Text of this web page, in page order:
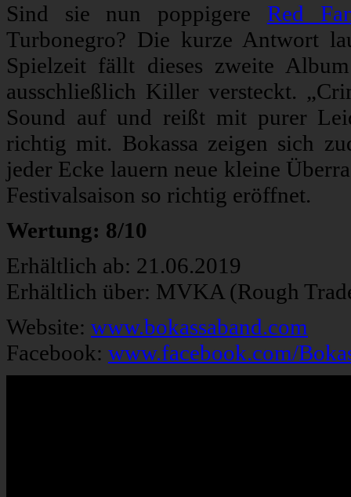
Sind sie nun poppigere Red
Turbonegro? Die kurze Antwort
Spielzeit fällt dieses zweite
ausschließlich Killer versteckt.
Sound auf und reißt mit purer
richtig mit. Bokassa zeigen sich
jeder Ecke lauern neue kleine
Festivalsaison so richtig eröffnet.
Wertung: 8/10
Erhältlich ab: 21.06.2019
Erhältlich über: MVKA (Rough
Website: www.bokassaband.com
Facebook: www.facebook.com/